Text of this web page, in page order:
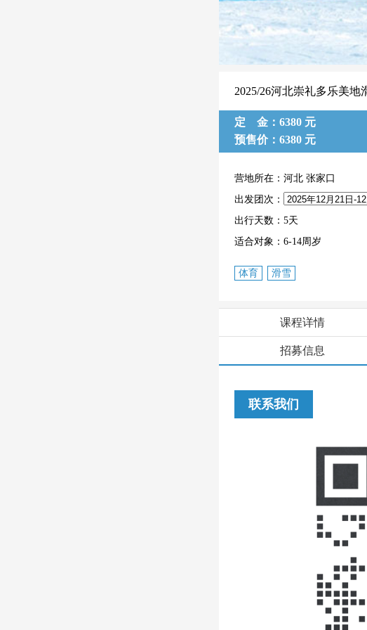
2025/26河北崇礼多乐美
定 金：6380 元
预售价：6380 元
营地所在：河北 张家口
出发团次：
出行天数：5天
适合对象：6-14周岁
体育 滑雪
课程详情
招募信息
联系我们